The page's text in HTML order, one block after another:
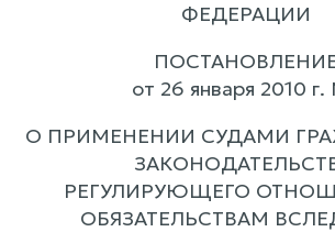
ФЕДЕРАЦИИ
от 26 января 2010 г.
О ПРИМЕНЕНИИ СУДАМИ
РЕГУЛИРУЮЩЕГО
ОБЯЗАТЕЛЬСТВАМ